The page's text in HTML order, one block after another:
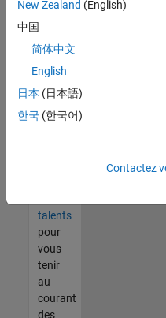
trouvez
pas
d'offre
corresponde
à vos
talents
pour
vous
tenir
au
courant
des
New Zealand (English)
中国
简体中文
English
日本 (日本語)
한국 (한국어)
Contactez